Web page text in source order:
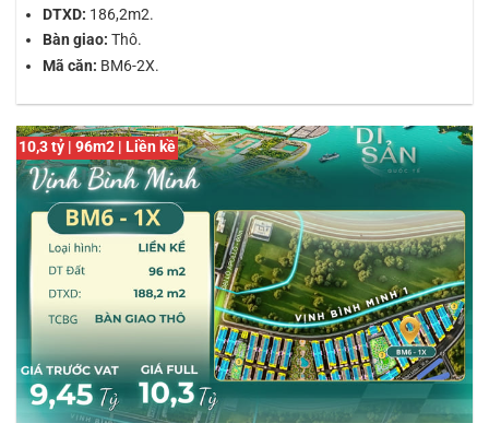
DTXD: 186,2m2.
Bàn giao: Thô.
Mã căn: BM6-2X.
10,3 tỷ | 96m2 | Liền kề